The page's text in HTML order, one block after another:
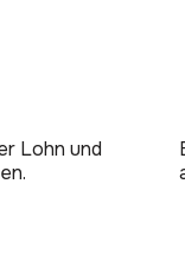
Lohn und